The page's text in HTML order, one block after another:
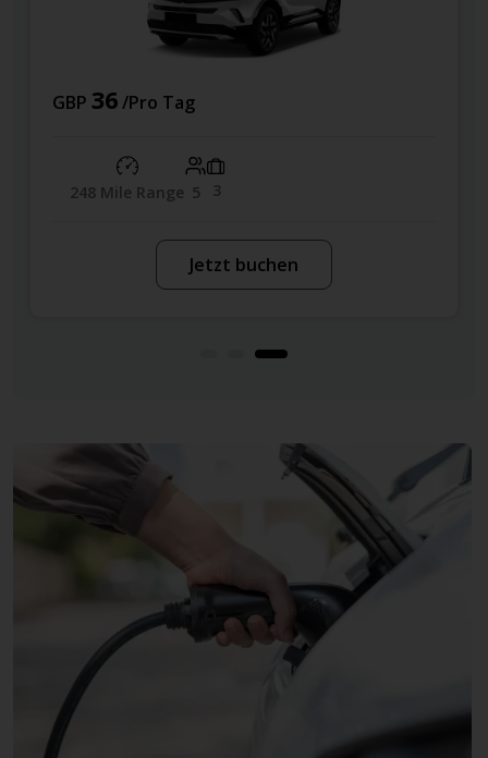
GBP 36/Pro Tag
248 Mile Range 5 3
Jetzt buchen